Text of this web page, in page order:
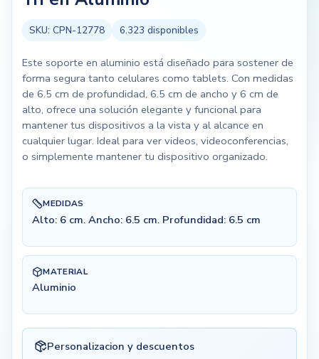
SKU: CPN-12778 6.323 disponibles
Este soporte en aluminio está diseñado para sostener de
forma segura tanto celulares como tablets. Con medidas
de 6.5 cm de profundidad, 6.5 cm de ancho y 6 cm de
alto, ofrece una solución elegante y funcional para
mantener tus dispositivos a la vista y al alcance en
cualquier lugar. Ideal para ver videos, videoconferencias,
o simplemente mantener tu dispositivo organizado.
MEDIDAS
Alto: 6 cm. Ancho: 6.5 cm. Profundidad: 6.5 cm
MATERIAL
Aluminio
Personalizacion y descuentos